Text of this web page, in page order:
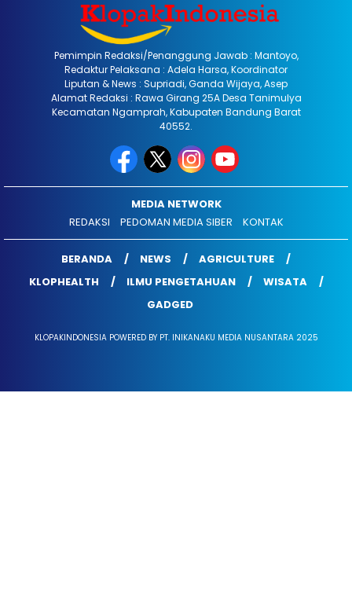
Pemimpin Redaksi/Penanggung Jawab : Mantoyo,
Redaktur Pelaksana : Adela Harsa, Koordinator
Liputan & News : Supriadi, Ganda Wijaya, Asep
Alamat Redaksi : Rawa Girang 25A Desa Tanimulya
Kecamatan Ngamprah, Kabupaten Bandung Barat
40552.
MEDIA NETWORK
REDAKSI
PEDOMAN MEDIA SIBER KONTAK
BERANDA NEWS
AGRICULTURE
KLOPHEALTH
ILMU PENGETAHUAN
WISATA
GADGED
KLOPAKINDONESIA POWERED BY PT. INIKANAKU MEDIA NUSANTARA 2025